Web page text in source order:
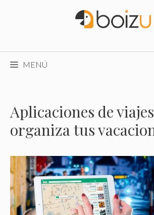
MENÚ
Aplicaciones de
organiza tus